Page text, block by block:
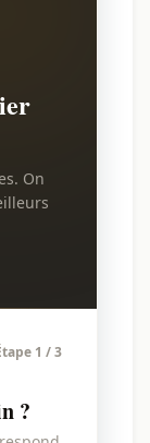
On
1 / 3
?